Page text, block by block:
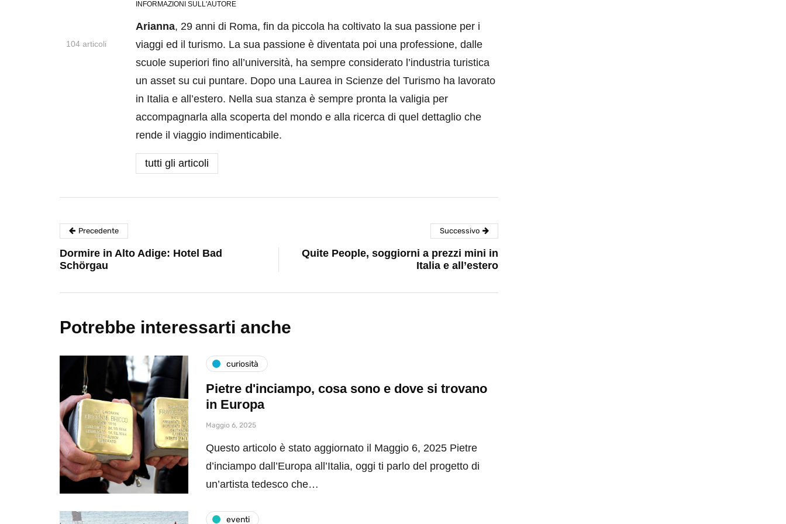
104 articoli
INFORMAZIONI SULL'AUTORE
Arianna, 29 anni di Roma, fin da piccola ha coltivato la sua passione per i
viaggi ed il turismo. La sua passione è diventata poi una professione, dalle
scuole superiori fino all’università, ha sempre considerato l’industria turistica
un asset su cui puntare. Dopo una Laurea in Scienze del Turismo ha lavorato
in Italia e all’estero. Nella sua stanza è sempre pronta la valigia per
accompagnarla alla scoperta del mondo e alla ricerca di quel dettaglio che
rende il viaggio indimenticabile.
tutti gli articoli
Precedente
Dormire in Alto Adige: Hotel Bad
Schörgau
Successivo
Quite People, soggiorni a prezzi mini in
Italia e all’estero
Potrebbe interessarti anche
curiosità
Pietre d'inciampo, cosa sono e dove si trovano
in Europa
Maggio 6, 2025
Questo articolo è stato aggiornato il Maggio 6, 2025 Pietre
d’inciampo dall’Europa all’Italia, oggi ti parlo del progetto di
un’artista tedesco che…
eventi